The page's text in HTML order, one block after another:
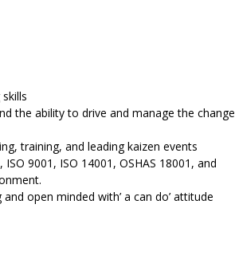
the ability to drive and manage the change
training, and leading kaizen events
9001, ISO 14001, OSHAS 18001, and
open minded with’ a can do’ attitude